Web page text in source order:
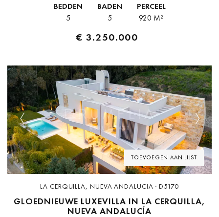
volwassen...
BEDDEN
5
BADEN
5
PERCEEL
920 M²
€ 3.250.000
TOEVOEGEN AAN LIJST
Previous Next
LA CERQUILLA, NUEVA ANDALUCIA · D5170
GLOEDNIEUWE LUXEVILLA IN LA CERQUILLA,
NUEVA ANDALUCÍA